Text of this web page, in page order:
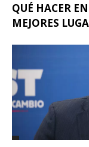
QUÉ HACER
MEJORES